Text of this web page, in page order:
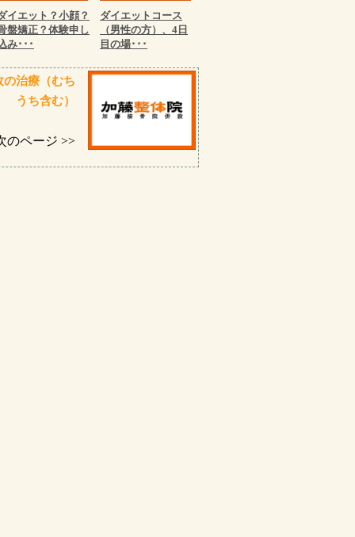
イエット？小顔？
盤矯正？体験申し
み･･･
ダイエットコース
（男性の方）、4日
目の場･･･
の治療（むち
うち含む）
のページ >>